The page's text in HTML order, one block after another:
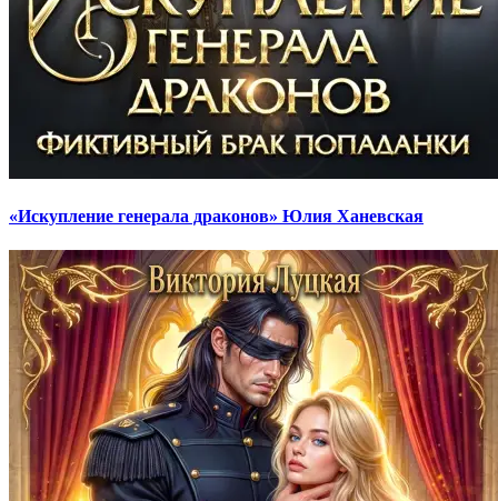
«Искупление генерала драконов» Юлия Ханевская